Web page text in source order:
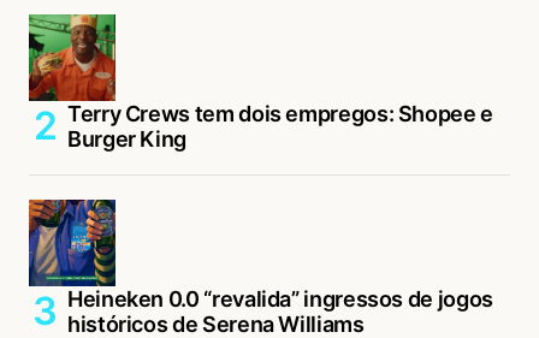
Terry Crews tem dois empregos: Shopee e
Burger King
Heineken 0.0 “revalida” ingressos de jogos
históricos de Serena Williams